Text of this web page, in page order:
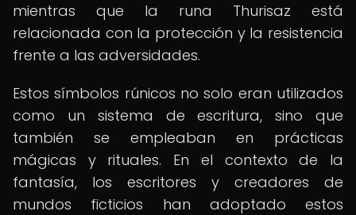
mientras que la runa Thurisaz está
relacionada con la protección y la resistencia
frente a las adversidades.
Estos símbolos rúnicos no solo eran utilizados
como un sistema de escritura, sino que
también se empleaban en prácticas
mágicas y rituales. En el contexto de la
fantasía, los escritores y creadores de
mundos ficticios han adoptado estos